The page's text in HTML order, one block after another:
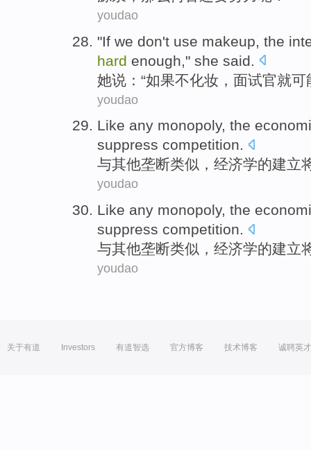
youdao
"If we don't use makeup the
hard enough ," she said.
她说：“如果不化妆 ， 面试官就可
youdao
Like any monopoly, the
suppress competition.
与其他垄断类似 ， 经济学的建立
youdao
Like any monopoly, the
suppress competition.
与其他垄断类似 ， 经济学的建立
youdao
关于有道 Investors 有道智选 官方博客 技术博客 诚聘英才